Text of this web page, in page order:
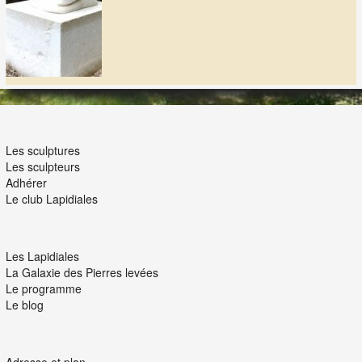
Les sculptures
Les sculpteurs
Adhérer
Le club Lapidiales
Les Lapidiales
La Galaxie des Pierres levées
Le programme
Le blog